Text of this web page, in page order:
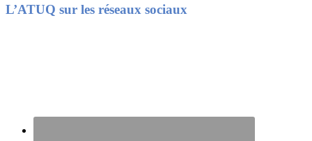
Footer
L’ATUQ sur les réseaux sociaux